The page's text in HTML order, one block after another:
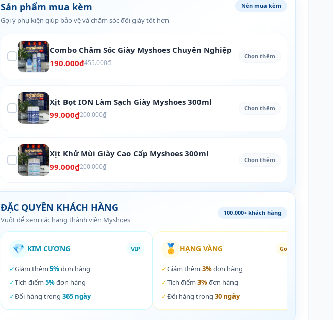
Sản phẩm mua kèm
Gợi ý phụ kiện giúp bảo vệ và chăm sóc đôi giày tốt hơn
Nên mua kèm
Combo Chăm Sóc Giày Myshoes Chuyên Nghiệp
190.000₫455.000₫
Chọn thêm
Xịt Bọt ION Làm Sạch Giày Myshoes 300ml
99.000₫200.000₫
Chọn thêm
Xịt Khử Mùi Giày Cao Cấp Myshoes 300ml
99.000₫200.000₫
Chọn thêm
ĐẶC QUYỀN KHÁCH HÀNG
Vuốt để xem các hạng thành viên Myshoes
100.000+ khách hàng
💎 KIM CƯƠNG VIP
✓Giảm thêm 5%đơn hàng
✓Tích điểm 5%đơn hàng
✓Đổi hàng trong 365 ngày
🥇 HẠNG VÀNG Gold
✓Giảm thêm 3%đơn hàng
✓Tích điểm 3%đơn hàng
✓Đổi hàng trong 30 ngày